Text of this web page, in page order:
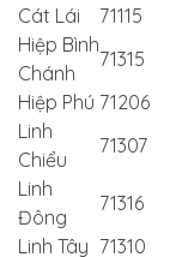
Cát Lái 71115
Hiệp Bình
Chánh
71315
Hiệp Phú 71206
Linh
Chiểu
71307
Linh
Đông
71316
Linh Tây 71310